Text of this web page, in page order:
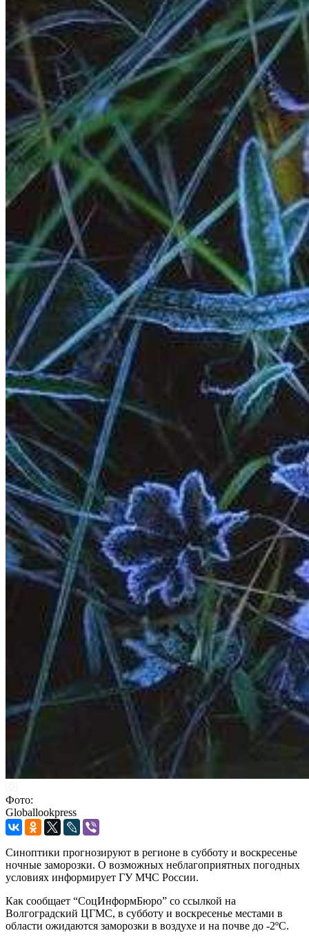
Фото:
Globallookpress
Синоптики прогнозируют в регионе в субботу и воскресенье
ночные заморозки. О возможных неблагоприятных погодных
условиях информирует ГУ МЧС России.
Как сообщает “СоцИнформБюро” со ссылкой на
Волгоградский ЦГМС, в субботу и воскресенье местами в
области ожидаются заморозки в воздухе и на почве до -2ºС.